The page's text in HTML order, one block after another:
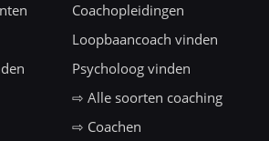
Coachopleidingen
Loopbaancoach vinden
Psycholoog vinden
⇨ Alle soorten coaching
⇨ Coachen